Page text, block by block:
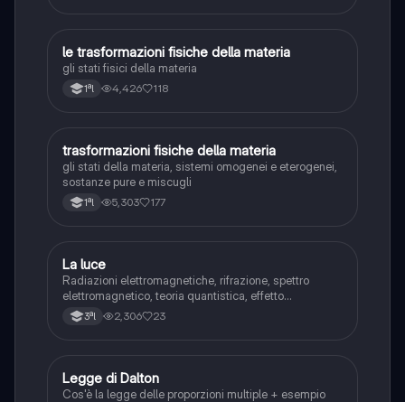
Chimica
le trasformazioni fisiche della materia
gli stati fisici della materia
1ªl 4,426 118
Chimica
trasformazioni fisiche della materia
gli stati della materia, sistemi omogenei e eterogenei,
sostanze pure e miscugli
1ªl 5,303 177
Chimica
La luce
Radiazioni elettromagnetiche, rifrazione, spettro
elettromagnetico, teoria quantistica, effetto
fotoelettrico
3ªl 2,306 23
Chimica
Legge di Dalton
Cos'è la legge delle proporzioni multiple + esempio